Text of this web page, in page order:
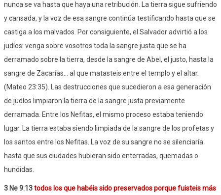
nunca se va hasta que haya una retribución. La tierra sigue sufriendo
y cansada, y la voz de esa sangre continúa testificando hasta que se
castiga a los malvados. Por consiguiente, el Salvador advirtió a los
judíos: venga sobre vosotros toda la sangre justa que se ha
derramado sobre la tierra, desde la sangre de Abel, el justo, hasta la
sangre de Zacarías… al que matasteis entre el templo y el altar.
(Mateo 23:35). Las destrucciones que sucedieron a esa generación
de judíos limpiaron la tierra de la sangre justa previamente
derramada. Entre los Nefitas, el mismo proceso estaba teniendo
lugar. La tierra estaba siendo limpiada de la sangre de los profetas y
los santos entre los Nefitas. La voz de su sangre no se silenciaría
hasta que sus ciudades hubieran sido enterradas, quemadas o
hundidas.
3 Ne 9:13todos los que habéis sido preservados porque fuisteis más